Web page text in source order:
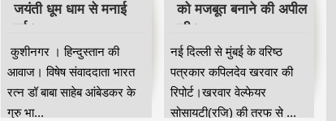
जयंती धूम धाम से मनाई
गई।
कुशीनगर । हिन्दुस्तान की
आवाज। विषेष संवाददाता भारत
रत्न डॉ बाबा साहेब आंबेडकर के
गुरु भा...
को मजबूत बनाने की अपील
की।
नई दिल्ली से मुंबई के वरिष्ठ
पत्रकार कपिलदेव खरवार की
रिपोर्ट।खरवार वेल्फेयर
सोसायटी(रजि) की तरफ से ...